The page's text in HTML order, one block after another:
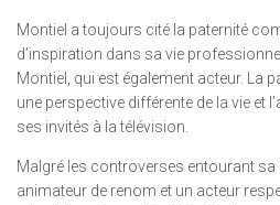
Montiel a toujours cité la paternité
d’inspiration dans sa vie
Montiel, qui est également acteur. La
une perspective différente de la vie et
ses invités à la télévision.
Malgré les controverses entourant sa
animateur de renom et un acteur